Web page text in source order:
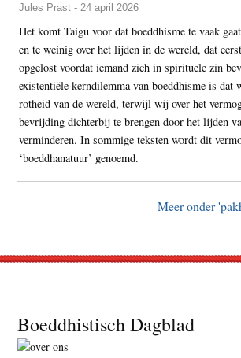
Jules Prast - 24 april 2026
Het komt Taigu voor dat boeddhisme te vaak
en te weinig over het lijden in de wereld, dat
opgelost voordat iemand zich in spirituele zin
existentiële kerndilemma van boeddhisme is dat
rotheid van de wereld, terwijl wij over het
bevrijding dichterbij te brengen door het lijden
verminderen. In sommige teksten wordt dit
‘boeddhanatuur’ genoemd.
Meer onder
Footer
Boeddhistisch Dagblad